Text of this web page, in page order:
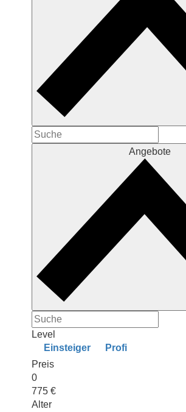
Angebote
Level
Einsteiger
Profi
Preis
0
775 €
Alter